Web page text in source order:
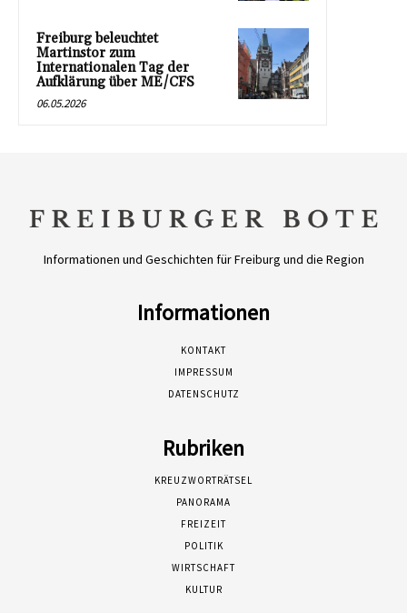
Freiburg beleuchtet
Martinstor zum
Internationalen Tag der
Aufklärung über ME/CFS
06.05.2026
Informationen und Geschichten für Freiburg und die Region
Informationen
KONTAKT
IMPRESSUM
DATENSCHUTZ
Rubriken
KREUZWORTRÄTSEL
PANORAMA
FREIZEIT
POLITIK
WIRTSCHAFT
KULTUR